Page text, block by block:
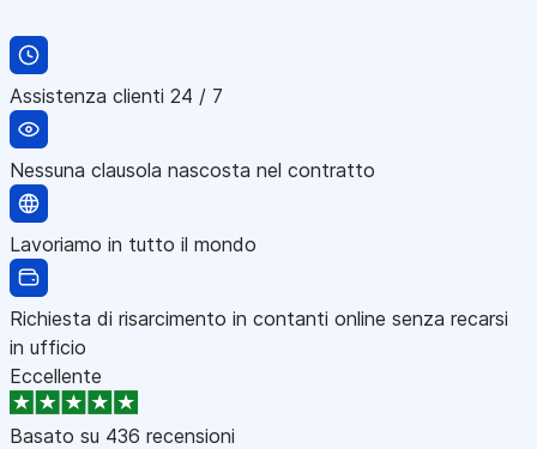
Assistenza clienti 24 / 7
Nessuna clausola nascosta nel contratto
Lavoriamo in tutto il mondo
Richiesta di risarcimento in contanti online senza recarsi
in ufficio
Eccellente
Basato su 436 recensioni